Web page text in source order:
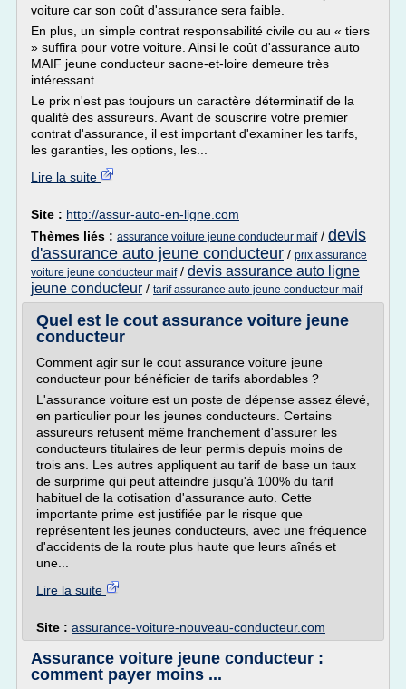
voiture car son coût d'assurance sera faible.
En plus, un simple contrat responsabilité civile ou au « tiers
» suffira pour votre voiture. Ainsi le coût d'assurance auto
MAIF jeune conducteur saone-et-loire demeure très
intéressant.
Le prix n'est pas toujours un caractère déterminatif de la
qualité des assureurs. Avant de souscrire votre premier
contrat d'assurance, il est important d'examiner les tarifs,
les garanties, les options, les...
Lire la suite
Site : http://assur-auto-en-ligne.com
Thèmes liés : assurance voiture jeune conducteur maif/ devis
d'assurance auto jeune conducteur / prix assurance
voiture jeune conducteur maif/ devis assurance auto ligne
jeune conducteur / tarif assurance auto jeune conducteur maif
Quel est le cout assurance voiture jeune
conducteur
Comment agir sur le cout assurance voiture jeune
conducteur pour bénéficier de tarifs abordables ?
L'assurance voiture est un poste de dépense assez élevé,
en particulier pour les jeunes conducteurs. Certains
assureurs refusent même franchement d'assurer les
conducteurs titulaires de leur permis depuis moins de
trois ans. Les autres appliquent au tarif de base un taux
de surprime qui peut atteindre jusqu'à 100% du tarif
habituel de la cotisation d'assurance auto. Cette
importante prime est justifiée par le risque que
représentent les jeunes conducteurs, avec une fréquence
d'accidents de la route plus haute que leurs aînés et
une...
Lire la suite
Site : assurance-voiture-nouveau-conducteur.com
Assurance voiture jeune conducteur :
comment payer moins ...